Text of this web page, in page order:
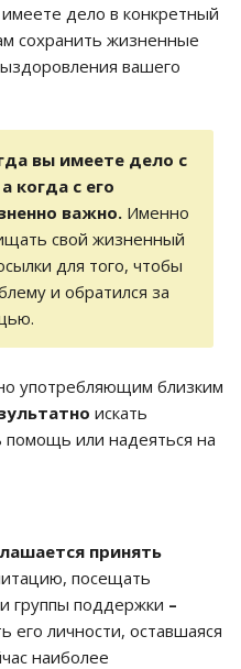
дело в конкретный
сохранить жизненные
вашего
вы имеете дело с
с его
важно. Именно
свой жизненный
для того, чтобы
и обратился за
употребляющим близким
искать
помощь или надеяться на
принять
посещать
группы поддержки –
его личности, оставшаяся
наиболее